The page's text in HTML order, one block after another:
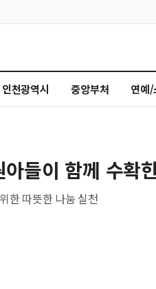
인천광역시 중앙부처 연예/
아들이 함께 수
한 따뜻한 나눔 실천